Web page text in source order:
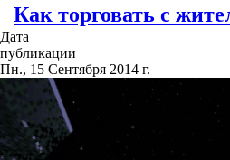
Как торговать с
Дата
публикации
Пн., 15 Сентября 2014 г.